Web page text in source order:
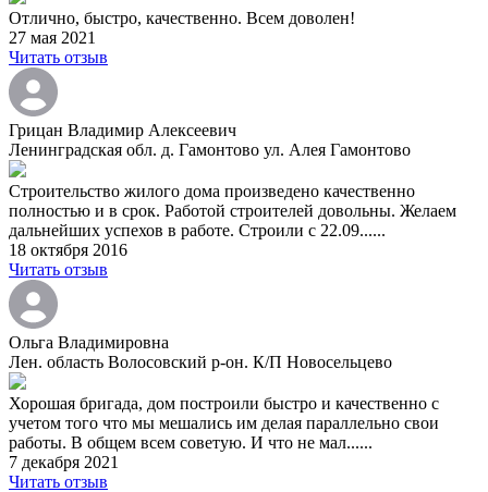
Отлично, быстро, качественно. Всем доволен!
27 мая 2021
Читать отзыв
Грицан Владимир Алексеевич
Ленинградская обл. д. Гамонтово ул. Алея Гамонтово
Строительство жилого дома произведено качественно
полностью и в срок. Работой строителей довольны. Желаем
дальнейших успехов в работе. Строили с 22.09......
18 октября 2016
Читать отзыв
Ольга Владимировна
Лен. область Волосовский р-он. К/П Новосельцево
Хорошая бригада, дом построили быстро и качественно с
учетом того что мы мешались им делая параллельно свои
работы. В общем всем советую. И что не мал......
7 декабря 2021
Читать отзыв